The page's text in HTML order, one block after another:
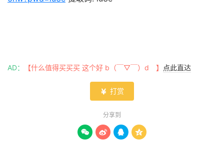
AD： 【什么值得买买买 这个好 b（￣▽￣）d 】 点此直达
 打赏
分享到
   